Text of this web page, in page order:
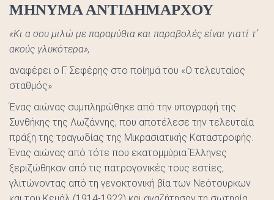
ΜΗΝΥΜΑ ΑΝΤΙΔΗΜΑΡΧΟΥ
«Κι α σου μιλώ με παραμύθια και παραβολές είναι γιατί τ’
ακούς γλυκότερα»,
αναφέρει ο Γ. Σεφέρης στο ποίημά του «Ο τελευταίος
σταθμός»
Ένας αιώνας συμπληρώθηκε από την υπογραφή της
Συνθήκης της Λωζάννης, που αποτέλεσε την τελευταία
πράξη της τραγωδίας της Μικρασιατικής Καταστροφής.
Ένας αιώνας από τότε που εκατομμύρια Έλληνες
ξεριζώθηκαν από τις πατρογονικές τους εστίες,
γλιτώνοντας από τη γενοκτονική βία των Νεότουρκων